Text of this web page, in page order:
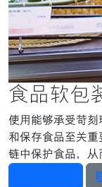
食品软包
使用能够承受苛
和保存食品至关
链中保护食品，从